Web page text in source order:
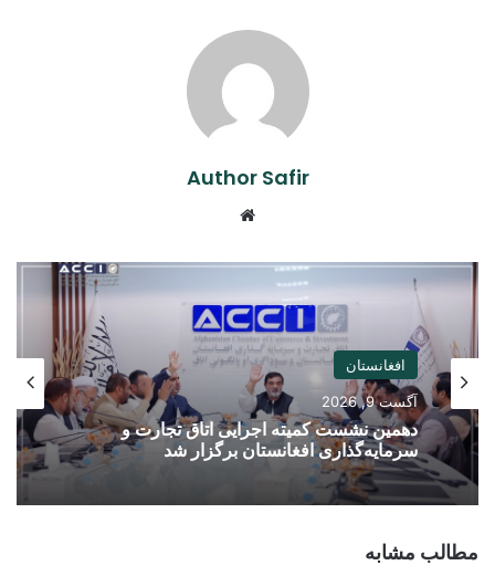
Author Safir
افغانستان
آگست 9, 2026
دهمین نشست کمیته اجرایی اتاق تجارت و
سرمایه‌گذاری افغانستان برگزار شد
مطالب مشابه